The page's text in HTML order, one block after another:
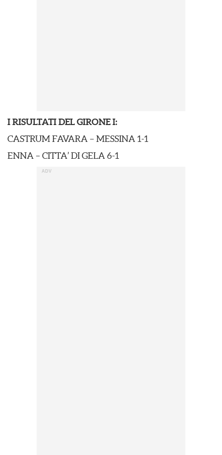
I RISULTATI DEL GIRONE I:
CASTRUM FAVARA – MESSINA 1-1
ENNA – CITTA’ DI GELA 6-1